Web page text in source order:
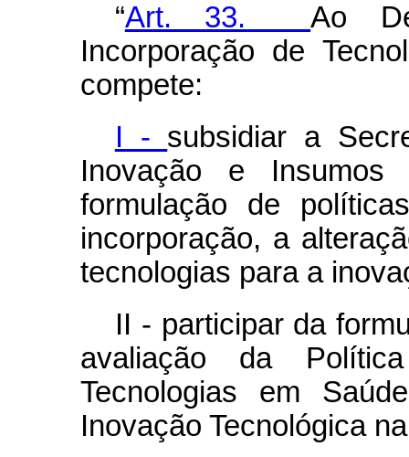
“Art. 33.Ao
Incorporação de
compete:
I - subsidiar a
Inovação e Insumos
formulação de
incorporação, a
tecnologias para a
II - participar da
avaliação da
Tecnologias em
Inovação Tecnológica